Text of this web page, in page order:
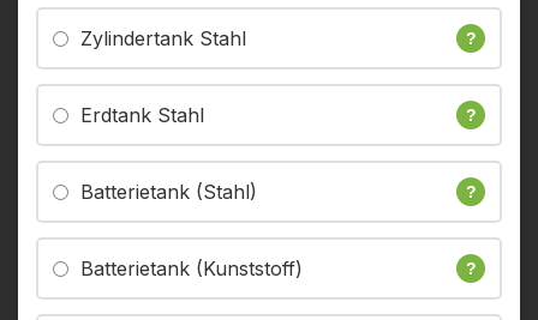
Zylindertank Stahl ?
Erdtank Stahl ?
Batterietank (Stahl) ?
Batterietank (Kunststoff) ?